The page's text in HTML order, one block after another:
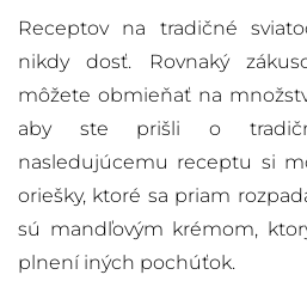
Receptov na tradičné
nikdy dosť. Rovnaký
môžete obmieňať na
aby ste prišli o
nasledujúcemu receptu si
oriešky, ktoré sa priam
sú mandľovým krémom,
plnení iných pochúťok.